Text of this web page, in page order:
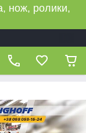
нож, ролики,